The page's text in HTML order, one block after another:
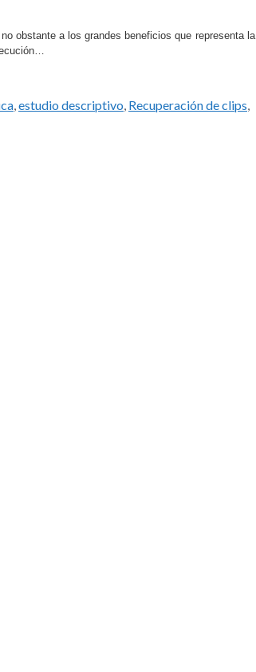
obstante a los grandes beneficios que representa la
,estudio descriptivo, Recuperación de clips,